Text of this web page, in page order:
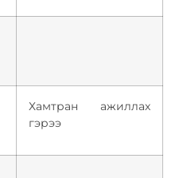
Хамтран ажиллах
гэрээ